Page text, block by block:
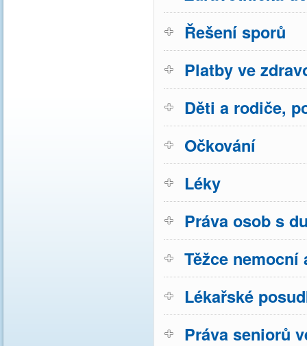
Řešení sporů
Platby ve
Děti a rodiče,
Očkování
Léky
Práva osob s
Těžce
Lékařské
Práva seniorů